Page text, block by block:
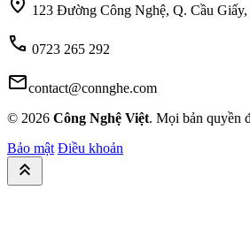
123 Đường Công Nghệ, Q. Cầu
call 0723 265 292
mailcontact@connghe.com
© 2026 Công Nghệ Việt. Mọi bản quyền
Bảo mật Điều khoản
keyboard_double_arrow_up